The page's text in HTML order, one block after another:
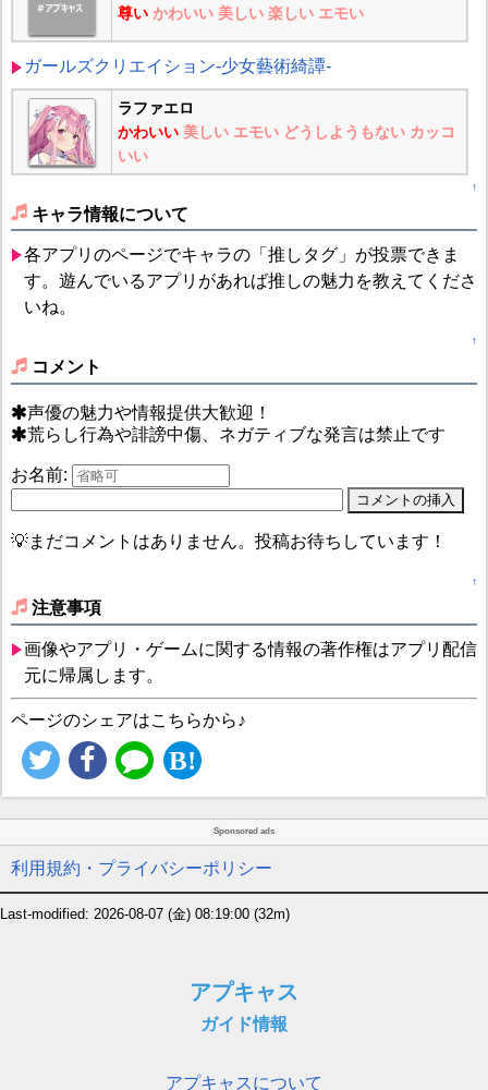
尊い かわいい 美しい 楽しい エモい
ガールズクリエイション-少女藝術綺譚-
ラファエロ
かわいい 美しい エモい どうしようもない カッコ
いい
↑
キャラ情報について
各アプリのページでキャラの「推しタグ」が投票できま
す。遊んでいるアプリがあれば推しの魅力を教えてくださ
いね。
↑
コメント
声優の魅力や情報提供大歓迎！
荒らし行為や誹謗中傷、ネガティブな発言は禁止です
お名前:
💡まだコメントはありません。投稿お待ちしています！
↑
注意事項
画像やアプリ・ゲームに関する情報の著作権はアプリ配信
元に帰属します。
ページのシェアはこちらから♪
Sponsored ads
利用規約・プライバシーポリシー
Last-modified: 2026-08-07 (金) 08:19:00 (32m)
アプキャス
ガイド情報
アプキャスについて